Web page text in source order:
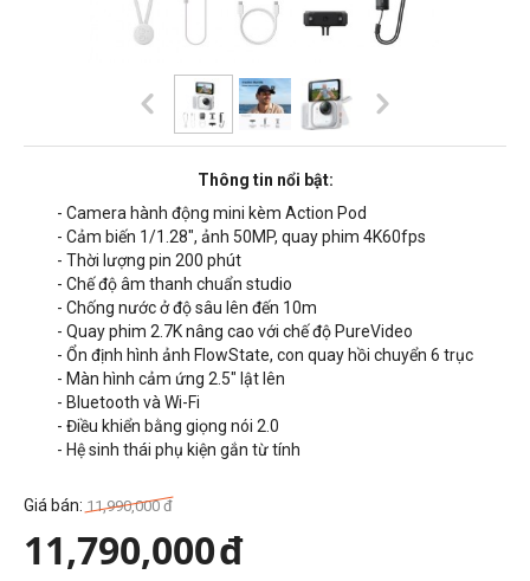
Thông tin nổi bật:
- Camera hành động mini kèm Action Pod
- Cảm biến 1/1.28", ảnh 50MP, quay phim 4K60fps
- Thời lượng pin 200 phút
- Chế độ âm thanh chuẩn studio
- Chống nước ở độ sâu lên đến 10m
- Quay phim 2.7K nâng cao với chế độ PureVideo
- Ổn định hình ảnh FlowState, con quay hồi chuyển 6 trục
- Màn hình cảm ứng 2.5" lật lên
- Bluetooth và Wi-Fi
- Điều khiển bằng giọng nói 2.0
- Hệ sinh thái phụ kiện gắn từ tính
Giá bán: 11,990,000 đ
11,790,000đ